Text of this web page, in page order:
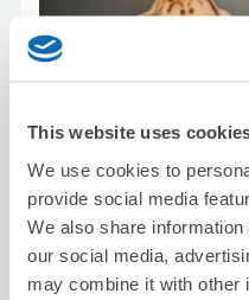
This website uses
We use cookies to
provide social media
We also share
our social media,
may combine it with other
可保管的行李數
利
預